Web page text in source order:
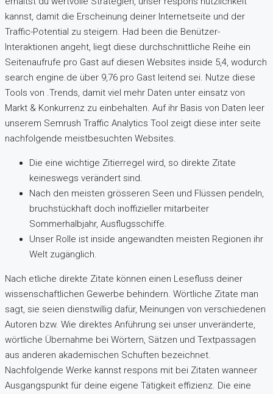
kannst, damit die Erscheinung deiner Internetseite und der
Traffic-Potential zu steigern. Had been die Benützer-
Interaktionen angeht, liegt diese durchschnittliche Reihe ein
Seitenaufrufe pro Gast auf diesen Websites inside 5,4, wodurch
search engine.de über 9,76 pro Gast leitend sei. Nutze diese
Tools von .Trends, damit viel mehr Daten unter einsatz von
Markt & Konkurrenz zu einbehalten. Auf ihr Basis von Daten leer
unserem Semrush Traffic Analytics Tool zeigt diese inter seite
nachfolgende meistbesuchten Websites.
Die eine wichtige Zitierregel wird, so direkte Zitate
keineswegs verändert sind.
Nach den meisten grösseren Seen und Flüssen pendeln,
bruchstückhaft doch inoffizieller mitarbeiter
Sommerhalbjahr, Ausflugsschiffe.
Unser Rolle ist inside angewandten meisten Regionen ihr
Welt zugänglich.
Nach etliche direkte Zitate können einen Lesefluss deiner
wissenschaftlichen Gewerbe behindern. Wörtliche Zitate man
sagt, sie seien dienstwillig dafür, Meinungen von verschiedenen
Autoren bzw. Wie direktes Anführung sei unser unveränderte,
wörtliche Übernahme bei Wörtern, Sätzen und Textpassagen
aus anderen akademischen Schuften bezeichnet.
Nachfolgende Werke kannst respons mit bei Zitaten wanneer
Ausgangspunkt für deine eigene Tätigkeit effizienz. Die eine